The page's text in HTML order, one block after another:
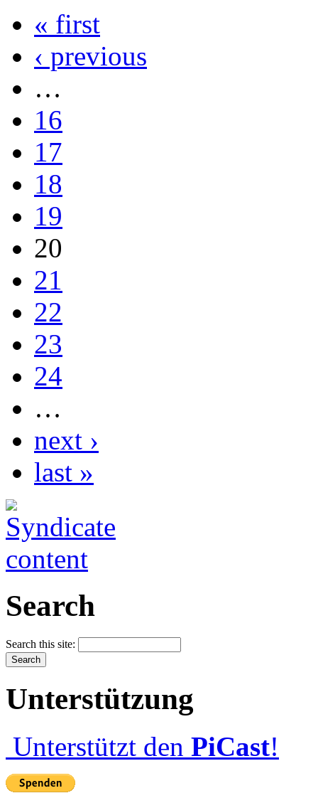
« first
‹ previous
…
16
17
18
19
20
21
22
23
24
…
next ›
last »
Search
Search this site:
Unterstützung
Unterstützt den PiCast!